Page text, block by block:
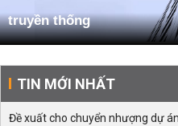
truyền thống
TIN MỚI NHẤT
Đề xuất cho chuyển nhượng dự